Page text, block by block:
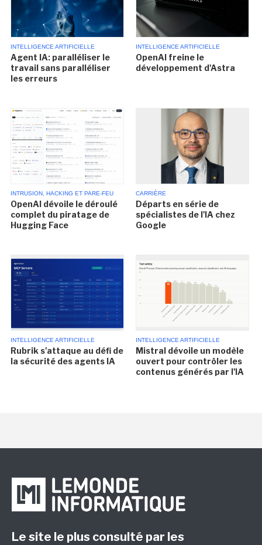
INTELLIGENCE ARTIFICIELLE
Agent IA: paralléliser le
travail sans paralléliser
les erreurs
INTELLIGENCE ARTIFICIELLE
OpenAI freine le
développement d'Astra
INTRUSION, HACKING ET PARE-FEU
OpenAI dévoile le déroulé
complet du piratage de
Hugging Face
CARRIÈRE
Départs en série de
spécialistes de l'IA chez
Google
INTELLIGENCE ARTIFICIELLE
Rubrik s'attaque au défi de
la sécurité des agents IA
INTELLIGENCE ARTIFICIELLE
Mistral dévoile un modèle
ouvert pour contrôler les
contenus générés par l'IA
Le site le plus consulté par les